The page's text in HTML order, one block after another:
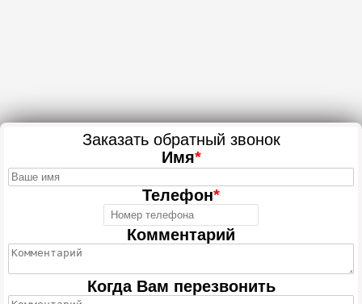
Заказать обратный звонок
Имя*
Телефон*
Комментарий
Когда Вам перезвонить